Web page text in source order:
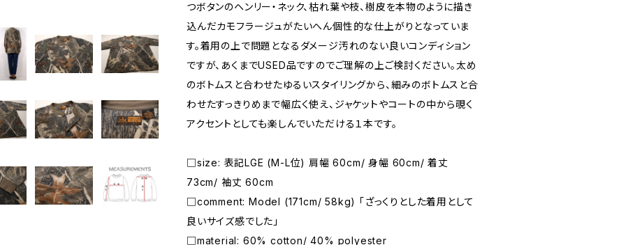
つボタンのヘンリー・ネック、枯れ葉や枝、樹皮を本物のように描き
込んだカモフラージュがたいへん個性的な仕上がりとなっていま
す。着用の上で問題となるダメージ汚れのない良いコンディション
ですが、あくまでUSED品ですのでご理解の上ご検討ください。太め
のボトムスと合わせたゆるいスタイリングから、細みのボトムスと合
わせたすっきりめまで幅広く使え、ジャケットやコートの中から覗く
アクセントとしても楽しんでいただける１本です。
□size: 表記LGE (M-L位) 肩幅 60cm/ 身幅 60cm/ 着丈
73cm/ 袖丈 60cm
□comment: Model (171cm/ 58kg) 「ざっくりとした着用として
良いサイズ感でした」
□material: 60% cotton/ 40% polyester